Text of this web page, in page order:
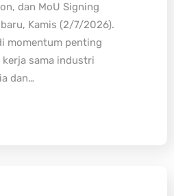
dan MoU Signing
Kamis (2/7/2026).
momentum penting
sama industri
dan…